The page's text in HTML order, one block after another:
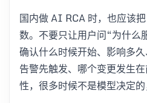
国内做 AI RCA 时，也应该
数。不要只让用户问“为什么
确认什么时候开始、影响多
告警先触发、哪个变更发生
性，很多时候不是模型决定的